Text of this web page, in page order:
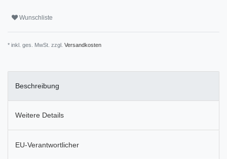
Wunschliste
* inkl. ges. MwSt. zzgl. Versandkosten
Beschreibung
Weitere Details
EU-Verantwortlicher